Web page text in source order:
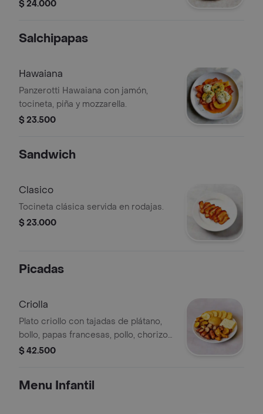
$ 24.000
Salchipapas
Hawaiana
Panzerotti Hawaiana con jamón,
tocineta, piña y mozzarella.
$ 23.500
Sandwich
Clasico
Tocineta clásica servida en rodajas.
$ 23.000
Picadas
Criolla
Plato criollo con tajadas de plátano,
bollo, papas francesas, pollo, chorizo,
chicharrón y alitas BBQ.
$ 42.500
Menu Infantil